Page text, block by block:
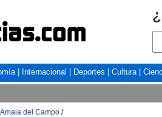
| Internacional Deportes Cultura|
Amaia del Campo /